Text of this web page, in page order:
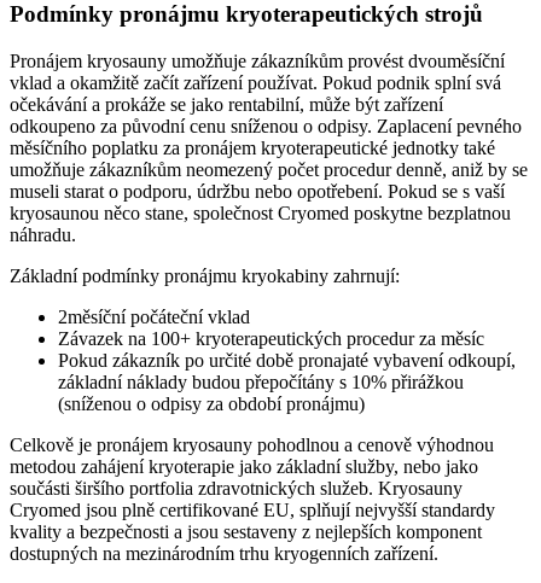
Podmínky pronájmu kryoterapeutických strojů
Pronájem kryosauny umožňuje zákazníkům provést dvouměsíční
vklad a okamžitě začít zařízení používat. Pokud podnik splní svá
očekávání a prokáže se jako rentabilní, může být zařízení
odkoupeno za původní cenu sníženou o odpisy. Zaplacení pevného
měsíčního poplatku za pronájem kryoterapeutické jednotky také
umožňuje zákazníkům neomezený počet procedur denně, aniž by se
museli starat o podporu, údržbu nebo opotřebení. Pokud se s vaší
kryosaunou něco stane, společnost Cryomed poskytne bezplatnou
náhradu.
Základní podmínky pronájmu kryokabiny zahrnují:
2měsíční počáteční vklad
Závazek na 100+ kryoterapeutických procedur za měsíc
Pokud zákazník po určité době pronajaté vybavení odkoupí,
základní náklady budou přepočítány s 10% přirážkou
(sníženou o odpisy za období pronájmu)
Celkově je pronájem kryosauny pohodlnou a cenově výhodnou
metodou zahájení kryoterapie jako základní služby, nebo jako
součásti širšího portfolia zdravotnických služeb. Kryosauny
Cryomed jsou plně certifikované EU, splňují nejvyšší standardy
kvality a bezpečnosti a jsou sestaveny z nejlepších komponent
dostupných na mezinárodním trhu kryogenních zařízení.